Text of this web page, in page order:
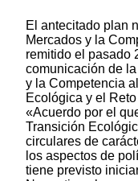
El antecitado plan
Mercados y la
remitido el pasado
comunicación de
y la Competencia
Ecológica y el
«Acuerdo por el
Transición
circulares de
los aspectos de
tiene previsto